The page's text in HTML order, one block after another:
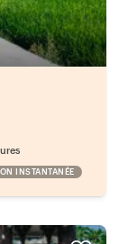
INSTANTANÉE